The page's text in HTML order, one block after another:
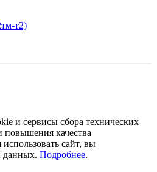
т2)
и сервисы сбора технических
повышения качества
сайт, вы
данных. Подробнее.